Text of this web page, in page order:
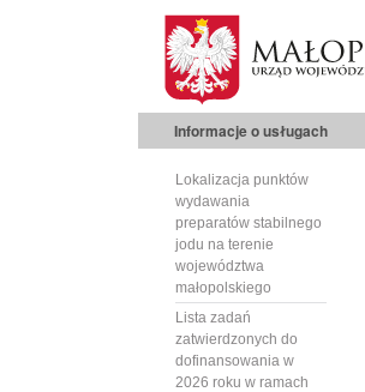
Informacje o usługach
Lokalizacja punktów
wydawania
preparatów stabilnego
jodu na terenie
województwa
małopolskiego
Lista zadań
zatwierdzonych do
dofinansowania w
2026 roku w ramach